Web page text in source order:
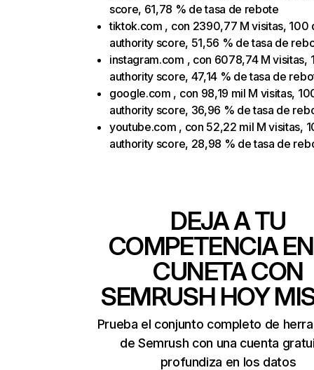
score, 61,78 % de tasa de rebote
tiktok.com , con 2390,77 M visitas, 100
authority score, 51,56 % de tasa de
instagram.com , con 6078,74 M visitas,
authority score, 47,14 % de tasa de
google.com , con 98,19 mil M visitas,
authority score, 36,96 % de tasa de
youtube.com , con 52,22 mil M visitas,
authority score, 28,98 % de tasa de
DEJA A TU
COMPETENCIA
CUNETA CON
SEMRUSH HOY
Prueba el conjunto completo de
de Semrush con una cuenta
profundiza en los datos